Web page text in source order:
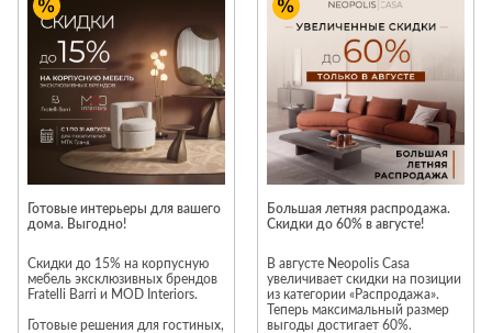
Приставные
столики
Сервировочные
столики
Туалетные
столики
Все стулья
Стулья
Табуреты
зонты
Грили и очаги
Диваны
Кресла и
шезлонги
ресторанов и
Столы
Торшеры
Уличный свет
Товары для
дома
Ароматы для
дома и
косметика
Бытовая химия
Вешалки
Гладильные
Готовые интерьеры для вашего
дома. Выгодно!
Скидки до 15% на корпусную
мебель эксклюзивных брендов
Fratelli Barri и MOD Interiors.
Готовые решения для гостиных,
Большая летняя распродажа.
Скидки до 60% в августе!
В августе Neopolis Casa
увеличивает скидки на позиции
из категории «Распродажа».
Теперь максимальный размер
выгоды достигает 60%.